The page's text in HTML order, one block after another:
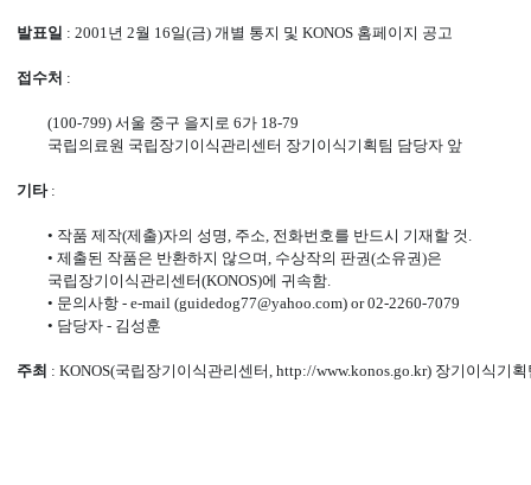
발표일 : 2001년 2월 16일(금) 개별 통지 및 KONOS 홈페이지 공고
접수처 :
(100-799) 서울 중구 을지로 6가 18-79
국립의료원 국립장기이식관리센터 장기이식기획팀 담당자 앞
기타:
• 작품 제작(제출)자의 성명, 주소, 전화번호를 반드시 기재할 것.
• 제출된 작품은 반환하지 않으며, 수상작의 판권(소유권)은
국립장기이식관리센터(KONOS)에 귀속함.
• 문의사항 - e-mail (guidedog77@yahoo.com) or 02-2260-7079
• 담당자 - 김성훈
주최 : KONOS(국립장기이식관리센터,http://www.konos.go.kr) 장기이식기획